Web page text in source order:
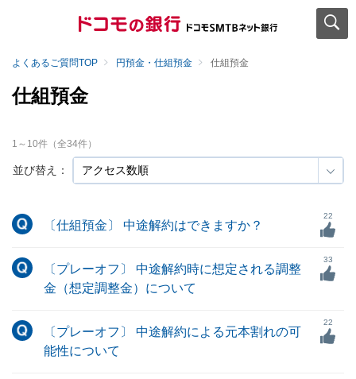
よくあるご質問TOP 円預金・仕組預金 仕組預金
仕組預金
並び替え：
1 ～ 10件（全34件）
〔仕組預金〕 中途解約はできますか？
22
〔プレーオフ〕 中途解約時に想定される調整
金（想定調整金）について
33
〔プレーオフ〕 中途解約による元本割れの可
能性について
22